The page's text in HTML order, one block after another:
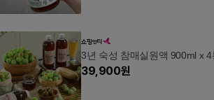
3년 숙성 참매실원액 900ml x
39,900원